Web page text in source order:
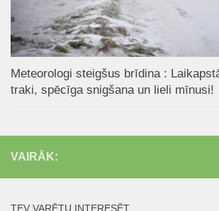
Meteorologi steigšus brīdina :
traki, spēcīga snigšana un lieli mīnusi!
VAIRĀK:
TEV VARĒTU INTERESĒT